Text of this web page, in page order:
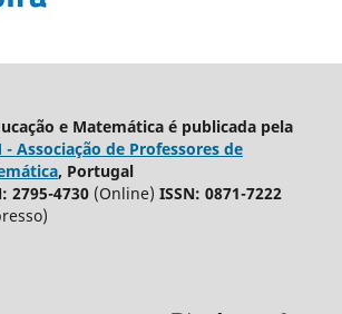
e Matemática é publicada pela
- Associação de Professores de
, Portugal
2795-4730 (Online) ISSN: 0871-7222